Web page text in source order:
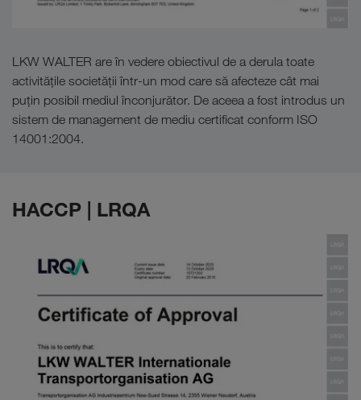
LKW WALTER are în vedere obiectivul de a derula toate
activitățile societății într-un mod care să afecteze cât mai
puțin posibil mediul înconjurător. De aceea a fost introdus un
sistem de management de mediu certificat conform ISO
14001:2004.
HACCP | LRQA